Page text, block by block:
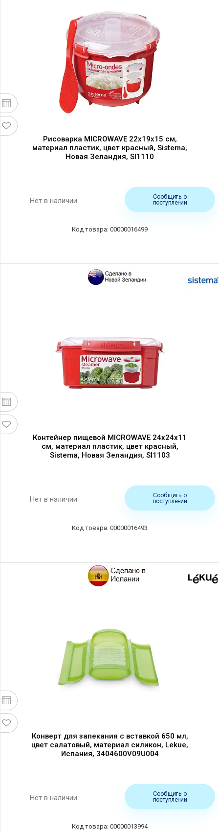
Рисоварка MICROWAVE 22х19х15 см,
материал пластик, цвет красный, Sistema,
Новая Зеландия, SI1110
Нет в наличии
Сообщить о
поступлении
00000016499
Контейнер пищевой MICROWAVE 24х24х11
см, материал пластик, цвет красный,
Sistema, Новая Зеландия, SI1103
Нет в наличии
Сообщить о
поступлении
00000016493
Конверт для запекания с вставкой 650 мл,
цвет салатовый, материал силикон, Lekue,
Испания, 3404600V09U004
Нет в наличии
Сообщить о
поступлении
00000013994